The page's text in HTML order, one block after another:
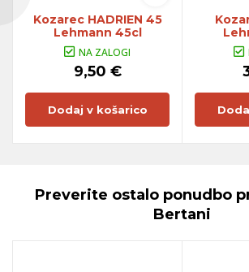
Kozarec HADRIEN 45
Lehmann 45cl
NA ZALOGI
9,50 €
Dodaj v košarico
Preverite ostalo ponudbo
Bertani